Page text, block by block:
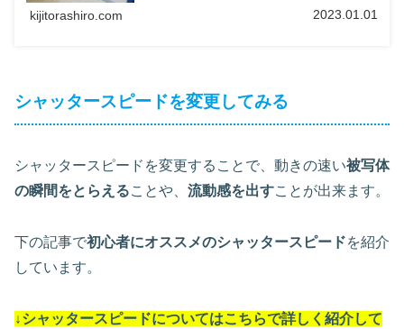
kijitorashiro.com 2023.01.01
シャッタースピードを変更してみる
シャッタースピードを変更することで、動きの速い被写体
の瞬間をとらえることや、 流動感を出すことが出来ます。
下の記事で初心者にオススメのシャッタースピードを紹介
しています。
↓シャッタースピードについてはこちらで詳しく紹介して